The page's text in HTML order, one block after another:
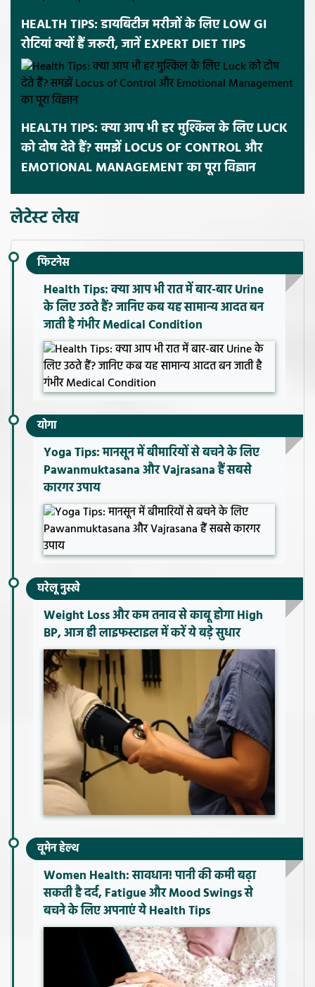
HEALTH TIPS: डायबिटीज मरीजों के लिए LOW GI
रोटियां क्यों हैं जरूरी, जानें EXPERT DIET TIPS
HEALTH TIPS: क्या आप भी हर मुश्किल के लिए LUCK
को दोष देते हैं? समझें LOCUS OF CONTROL और
EMOTIONAL MANAGEMENT का पूरा विज्ञान
लेटेस्ट लेख
फिटनेस
Health Tips: क्या आप भी रात में बार-बार Urine
के लिए उठते हैं? जानिए कब यह सामान्य आदत बन
जाती है गंभीर Medical Condition
योगा
Yoga Tips: मानसून में बीमारियों से बचने के लिए
Pawanmuktasana और Vajrasana हैं सबसे
कारगर उपाय
घरेलू नुस्खे
Weight Loss और कम तनाव से काबू होगा High
BP, आज ही लाइफस्टाइल में करें ये बड़े सुधार
वूमेन हेल्थ
Women Health: सावधान! पानी की कमी बढ़ा
सकती है दर्द, Fatigue और Mood Swings से
बचने के लिए अपनाएं ये Health Tips